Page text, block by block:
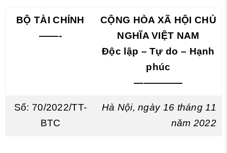
BỘ TÀI CHÍNH
——-
CỘNG HÒA XÃ HỘI CHỦ
NGHĨA VIỆT NAM
Độc lập – Tự do – Hạnh
phúc
—————
Số: 70/2022/TT-
BTC
Hà Nội, ngày 16 tháng 11
năm 2022